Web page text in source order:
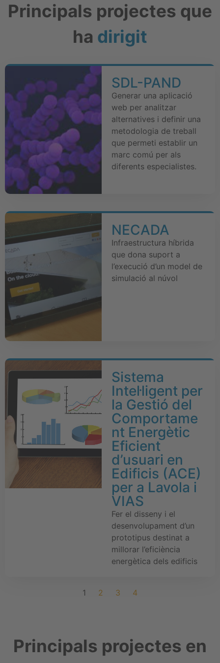
Principals projectes que
ha dirigit
SDL-PAND
Generar una aplicació
web per analitzar
alternatives i definir una
metodologia de treball
que permeti establir un
marc comú per als
diferents especialistes.
NECADA
Infraestructura híbrida
que dona suport a
l’execució d’un model de
simulació al núvol
Sistema
Intel·ligent per
la Gestió del
Comportame
nt Energètic
Eficient
d’usuari en
Edificis (ACE)
per a Lavola i
VIAS
Fer el disseny i el
desenvolupament d’un
prototipus destinat a
millorar l’eficiència
energètica dels edificis
1 2 3 4
Principals projectes en